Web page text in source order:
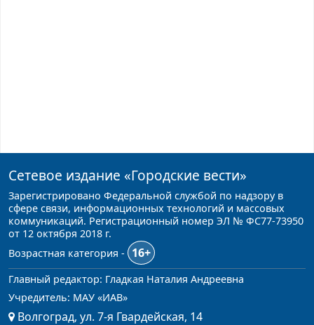
Сетевое издание «Городские вести»
Зарегистрировано Федеральной службой по надзору в
сфере связи, информационных технологий и массовых
коммуникаций. Регистрационный номер ЭЛ № ФС77-73950
от 12 октября 2018 г.
Возрастная категория -
16+
Главный редактор: Гладкая Наталия Андреевна
Учредитель: МАУ «ИАВ»
Волгоград, ул. 7-я Гвардейская, 14